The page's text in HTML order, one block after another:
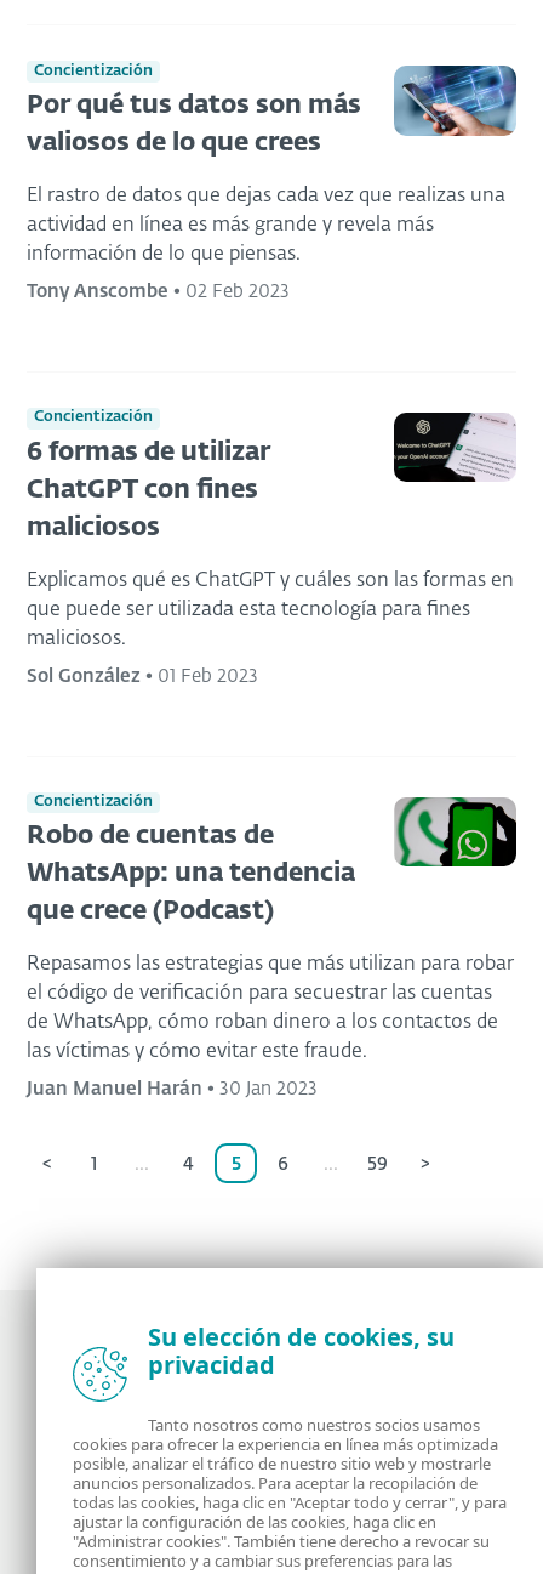
Concientización
Por qué tus datos son más
valiosos de lo que crees
El rastro de datos que dejas cada vez que realizas una
actividad en línea es más grande y revela más
información de lo que piensas.
Tony Anscombe • 02 Feb 2023
Concientización
6 formas de utilizar
ChatGPT con fines
maliciosos
Explicamos qué es ChatGPT y cuáles son las formas en
que puede ser utilizada esta tecnología para fines
maliciosos.
Sol González • 01 Feb 2023
Concientización
Robo de cuentas de
WhatsApp: una tendencia
que crece (Podcast)
Repasamos las estrategias que más utilizan para robar
el código de verificación para secuestrar las cuentas
de WhatsApp, cómo roban dinero a los contactos de
las víctimas y cómo evitar este fraude.
Juan Manuel Harán • 30 Jan 2023
< 1 ... 4 5 6 ... 59 >
Noticias, opiniones y análisis de la comunidad de
seguridad de ESET
Acerca de RSS Feed
Contáctanos Dirección
Su elección de cookies, su
privacidad
Tanto nosotros como nuestros socios usamos
cookies para ofrecer la experiencia en línea más optimizada
posible, analizar el tráfico de nuestro sitio web y mostrarle
anuncios personalizados. Para aceptar la recopilación de
todas las cookies, haga clic en "Aceptar todo y cerrar", y para
ajustar la configuración de las cookies, haga clic en
"Administrar cookies". También tiene derecho a revocar su
consentimiento y a cambiar sus preferencias para las